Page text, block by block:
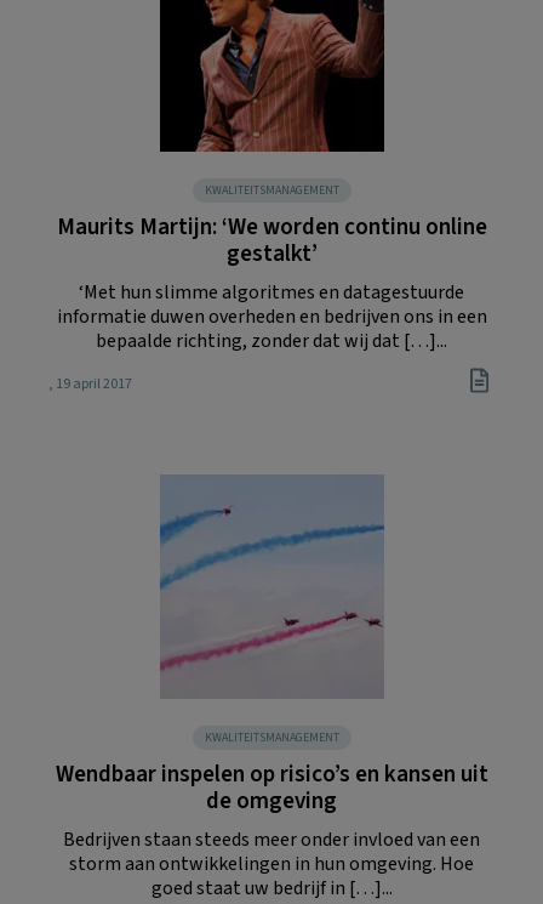
KWALITEITSMANAGEMENT
Maurits Martijn: ‘We worden continu online
gestalkt’
‘Met hun slimme algoritmes en datagestuurde
informatie duwen overheden en bedrijven ons in een
bepaalde richting, zonder dat wij dat […]...
, 19 april 2017
KWALITEITSMANAGEMENT
Wendbaar inspelen op risico’s en kansen uit
de omgeving
Bedrijven staan steeds meer onder invloed van een
storm aan ontwikkelingen in hun omgeving. Hoe
goed staat uw bedrijf in […]...